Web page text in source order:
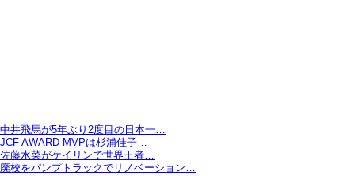
中井飛馬が5年ぶり2度目の日本一…
JCF AWARD MVPは杉浦佳子…
佐藤水菜がケイリンで世界王者…
廃校をパンプトラックでリノベーション…